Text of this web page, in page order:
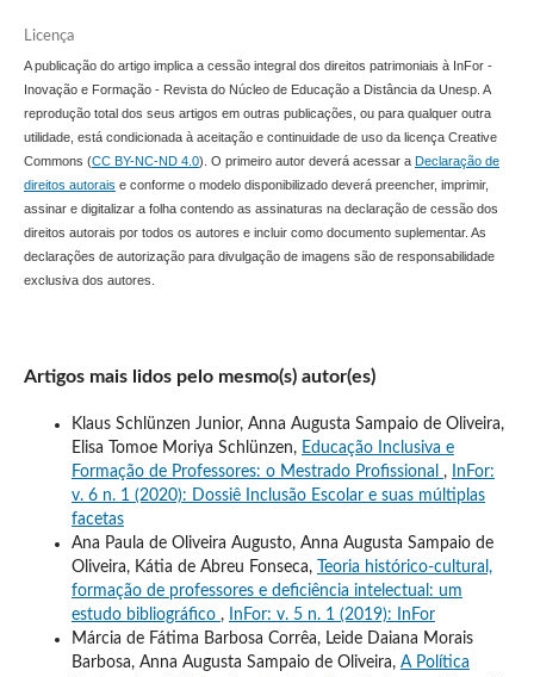
Licença
A publicação do artigo implica a cessão integral dos direitos patrimoniais à InFor -
Inovação e Formação - Revista do Núcleo de Educação a Distância da Unesp. A
reprodução total dos seus artigos em outras publicações, ou para qualquer outra
utilidade, está condicionada à aceitação e continuidade de uso da licença Creative
Commons (CC BY-NC-ND 4.0). O primeiro autor deverá acessar a Declaração de
direitos autorais e conforme o modelo disponibilizado deverá preencher, imprimir,
assinar e digitalizar a folha contendo as assinaturas na declaração de cessão dos
direitos autorais por todos os autores e incluir como documento suplementar. As
declarações de autorização para divulgação de imagens são de responsabilidade
exclusiva dos autores.
Artigos mais lidos pelo mesmo(s) autor(es)
Klaus Schlünzen Junior, Anna Augusta Sampaio de Oliveira,
Elisa Tomoe Moriya Schlünzen, Educação Inclusiva e
Formação de Professores: o Mestrado Profissional ,
InFor:
v. 6 n. 1 (2020): Dossiê Inclusão Escolar e suas múltiplas
facetas
Ana Paula de Oliveira Augusto, Anna Augusta Sampaio de
Oliveira, Kátia de Abreu Fonseca,
Teoria histórico-cultural,
formação de professores e deficiência intelectual: um
estudo bibliográfico ,
InFor: v. 5 n. 1 (2019): InFor
Márcia de Fátima Barbosa Corrêa, Leide Daiana Morais
Barbosa, Anna Augusta Sampaio de Oliveira, A Política